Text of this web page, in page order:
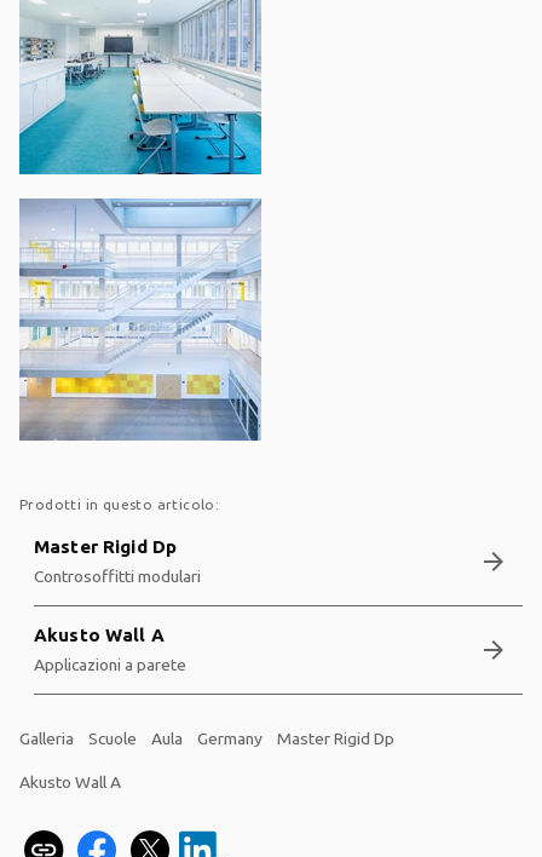
Prodotti in questo articolo:
Master Rigid Dp
Controsoffitti modulari arrow_forward
Akusto Wall A
Applicazioni a parete arrow_forward
Galleria Scuole Aula Germany Master Rigid Dp
Akusto Wall A